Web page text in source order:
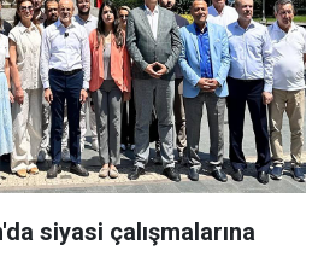
siyasi çalışmalarına